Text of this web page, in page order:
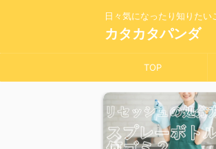
日々気になったり知りたい
カタカタパンダ
TOP